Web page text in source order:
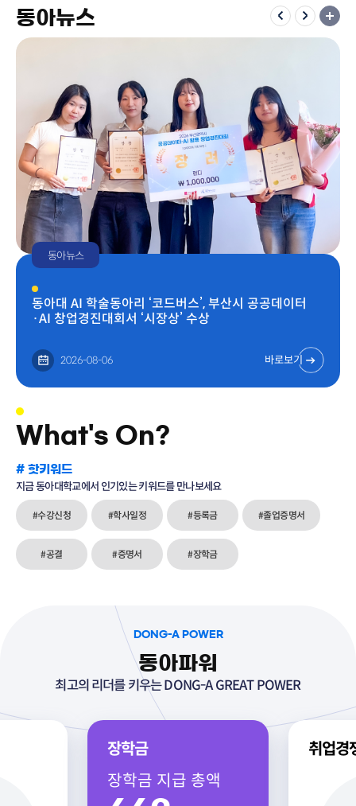
채용 [교수학습개발센터] 교육조교A 모집 공고
채용 [고기능성밸브기술지원센터] 연구원 채용 공고
동아뉴스
동아뉴스
동아대 AI 학술동아리 ‘코드버스’, 부산시 공공데이터
·AI 창업경진대회서 ‘시장상’ 수상
2026-08-06 바로보기
What's On?
# 핫키워드
지금 동아대학교에서 인기있는 키워드를 만나보세요
#수강신청 #학사일정 #등록금 #졸업증명서
#공결 #증명서 #장학금
DONG-A POWER
동아파워
최고의 리더를 키우는 DONG-A GREAT POWER
장학금
장학금 지급 총액
취업경